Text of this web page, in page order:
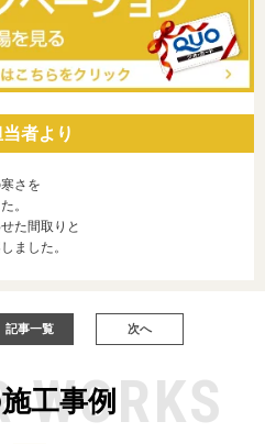
者より
さを
。
た間取りと
ました。
記事一覧 次へ
WORKS
工事例